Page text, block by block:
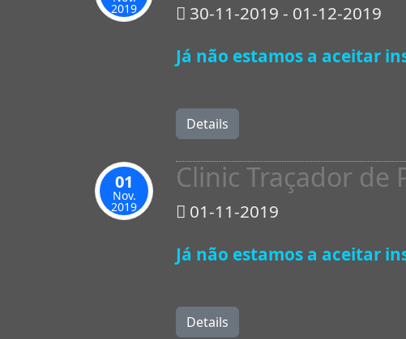
2019
30-11-2019 - 01-12-2019
Já não estamos a aceitar
Details
01
Nov.
2019
Clinic Traçador de
01-11-2019
Já não estamos a aceitar
Details